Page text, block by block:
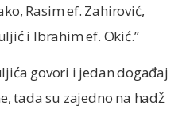
Rasim ef. Zahirović,
i Ibrahim ef. Okić.”
govori i jedan događaj
tada su zajedno na hadž